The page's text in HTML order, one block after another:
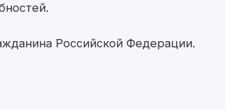
Российской Федерации.